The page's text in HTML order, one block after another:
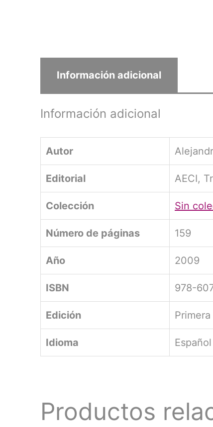
Información adicional
Información adicional
Autor
Editorial AECI,
Colección Sin
Número de páginas 159
Año 2009
ISBN 978-
Edición
Idioma Español
Productos